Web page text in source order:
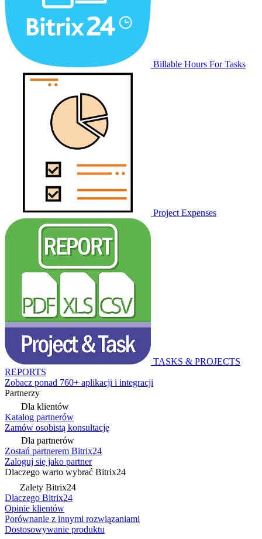
Billable Hours For Tasks
Project Expenses
TASKS & PROJECTS
REPORTS
Zobacz ponad 760+ aplikacji i integracji
Partnerzy
Dla klientów
Katalog partnerów
Zamów osobistą konsultację
Dla partnerów
Zostań partnerem Bitrix24
Zaloguj się jako partner
Dlaczego warto wybrać Bitrix24
Zalety Bitrix24
Dlaczego Bitrix24
Opinie klientów
Porównanie z innymi rozwiązaniami
Dostosowywanie produktu